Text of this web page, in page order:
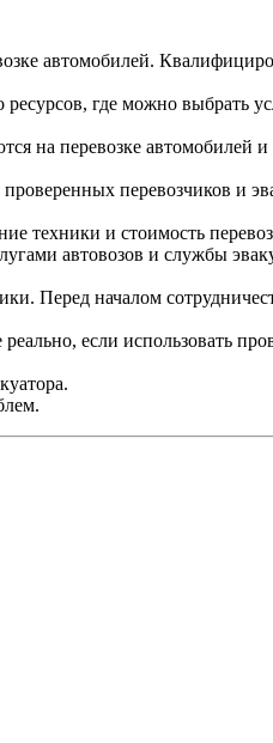
автомобилей.
где можно выбрать
на перевозке автомобилей
перевозчиков и
техники и стоимость
автовозов и службы
Перед началом
если использовать